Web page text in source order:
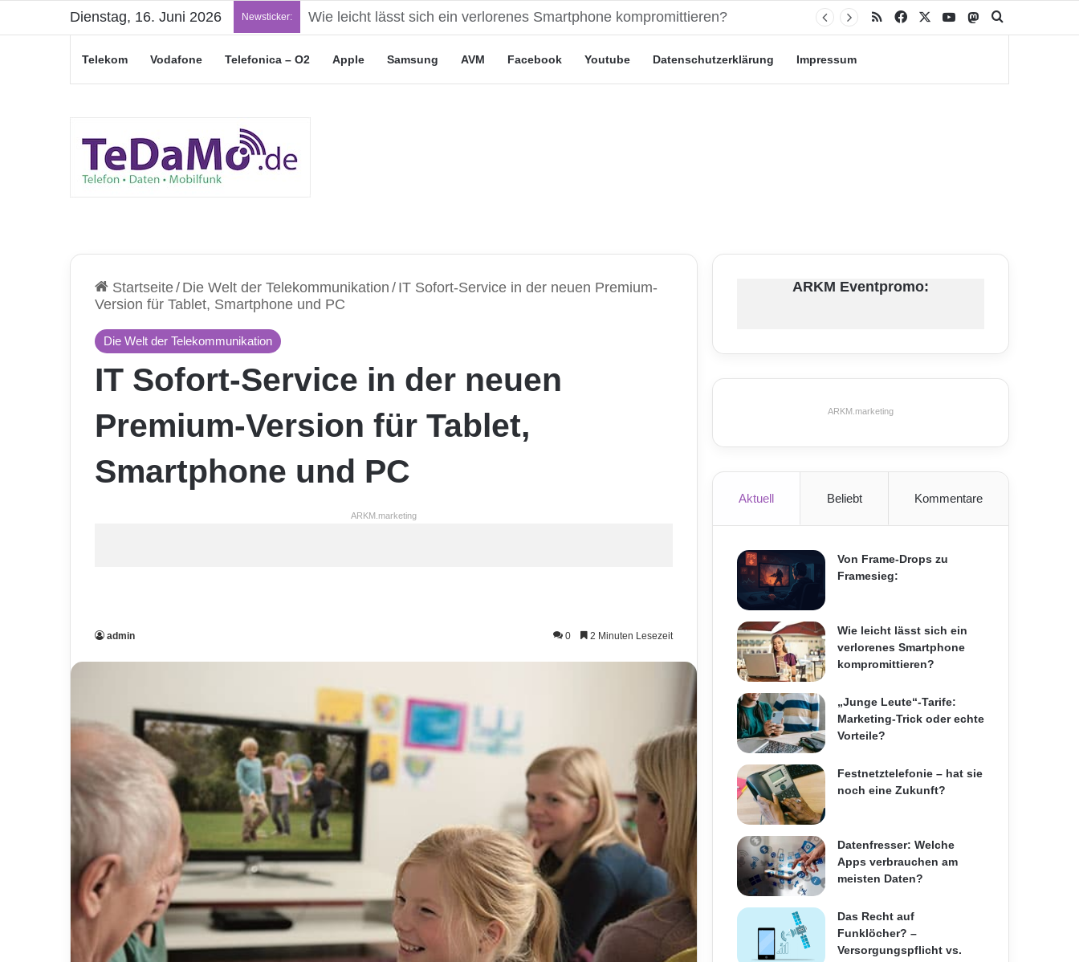
Dienstag, 16. Juni 2026 Newsticker: „Junge Leute“-Tarife: Marketing-Trick oder echte Vorteile? RSS Facebook YouTubeMastodon
Telekom Vodafone Telefonica – O2 Apple Samsung AVM Facebook Youtube Datenschutzerklärung Impressum
Startseite/ Die Welt der Telekommunikation / IT Sofort-Service in der neuen Premium-
Version für Tablet, Smartphone und PC
Die Welt der Telekommunikation
IT Sofort-Service in der neuen
Premium-Version für Tablet,
Smartphone und PC
ARKM.marketing
admin 0 2 Minuten Lesezeit
ARKM Eventpromo:
ARKM.marketing
Aktuell Beliebt Kommentare
Von Frame-Drops zu
Framesieg:
Wie leicht lässt sich ein
verlorenes Smartphone
kompromittieren?
„Junge Leute“-Tarife:
Marketing-Trick oder echte
Vorteile?
Festnetztelefonie – hat sie
noch eine Zukunft?
Datenfresser: Welche
Apps verbrauchen am
meisten Daten?
Das Recht auf
Funklöcher? –
Versorgungspflicht vs.